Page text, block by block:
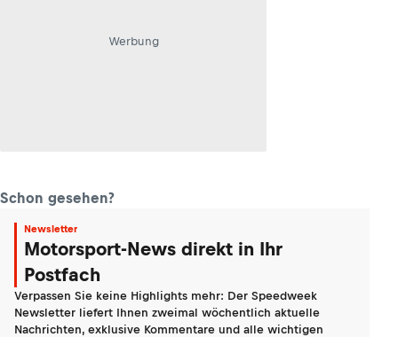
Werbung
Schon gesehen?
Newsletter
Motorsport-News direkt in Ihr
Postfach
Verpassen Sie keine Highlights mehr: Der Speedweek
Newsletter liefert Ihnen zweimal wöchentlich aktuelle
Nachrichten, exklusive Kommentare und alle wichtigen